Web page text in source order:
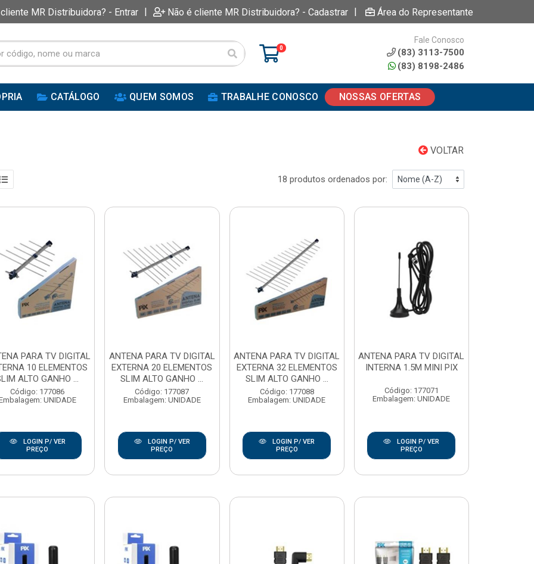
MR Distribuidora? - Entrar | Não é cliente MR Distribuidora? - Cadastrar | Área do Representante
0
Fale Conosco
(83) 3113-7500
(83) 8198-2486
CATÁLOGO QUEM SOMOS TRABALHE CONOSCO NOSSAS OFERTAS
VOLTAR
18 produtos ordenados por:
PARA TV DIGITAL
10 ELEMENTOS
ALTO GANHO ...
Código: 177086
UNIDADE
LOGIN P/ VER
PREÇO
ANTENA PARA TV DIGITAL
EXTERNA 20 ELEMENTOS
SLIM ALTO GANHO ...
Código: 177087
Embalagem: UNIDADE
LOGIN P/ VER
PREÇO
ANTENA PARA TV DIGITAL
EXTERNA 32 ELEMENTOS
SLIM ALTO GANHO ...
Código: 177088
Embalagem: UNIDADE
LOGIN P/ VER
PREÇO
ANTENA PARA TV DIGITAL
INTERNA 1.5M MINI PIX
Código: 177071
Embalagem: UNIDADE
LOGIN P/ VER
PREÇO